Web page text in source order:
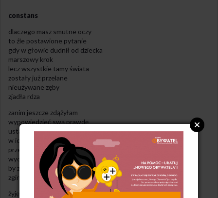
constans
dlaczego masz smutne oczy
to źle postawione pytanie
gdy w głowie dudnił od dziecka
marszowy krok
lecz wszystkie tamy świata
zostały już przelane
nieużywane zęby
zjadła rdza
zanim jeszcze zdążyłam
wypowiedzieć swą prawdę
usta na powrót się zrosły
w ich miejscu tylko płeć
przestrzelona przez równik
wychylona na prawo
by zachować stabilność
zginam kark
żyję bo przecież oddycham